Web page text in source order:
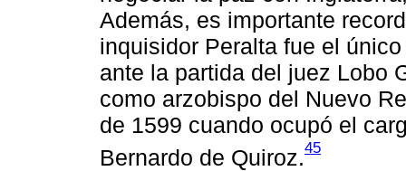
Además, es importante
inquisidor Peralta fue el
ante la partida del juez Lobo
como arzobispo del Nuevo
de 1599 cuando ocupó el
Bernardo de Quiroz.45